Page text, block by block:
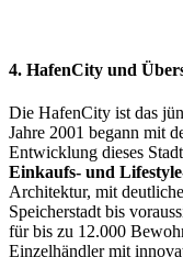
4. HafenCity und
Die HafenCity ist das
Jahre 2001 begann mit
Entwicklung dieses
Einkaufs- und
Architektur, mit
Speicherstadt bis
für bis zu 12.000
Einzelhändler mit